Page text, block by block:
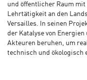
und öffentlicher Raum
Lehrtätigkeit an den
Versailles. In seinen
der Katalyse von
Akteuren beruhen, um
technisch und ökologisch